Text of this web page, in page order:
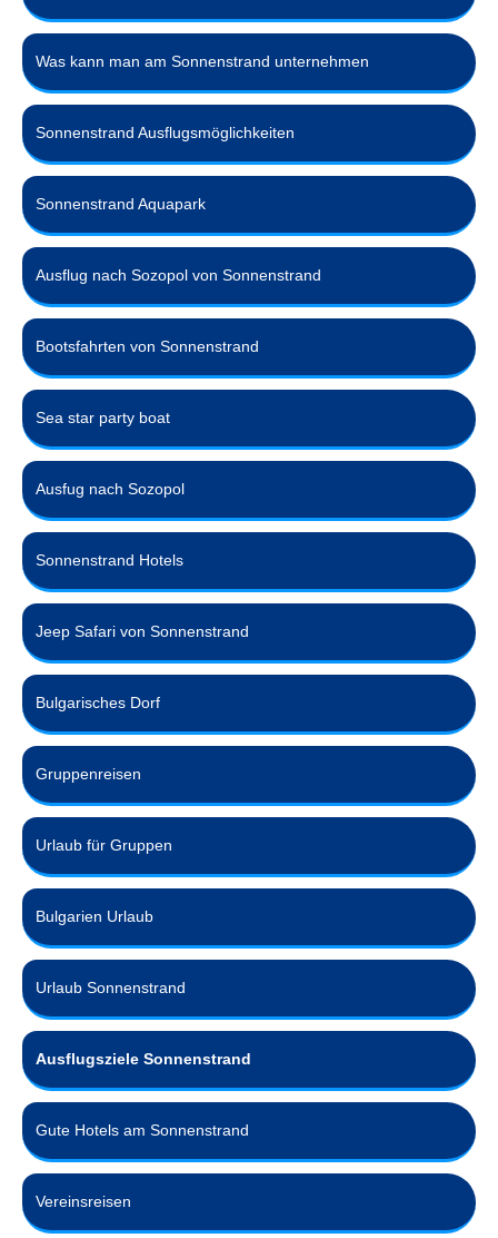
Was kann man am Sonnenstrand unternehmen
Sonnenstrand Ausflugsmöglichkeiten
Sonnenstrand Aquapark
Ausflug nach Sozopol von Sonnenstrand
Bootsfahrten von Sonnenstrand
Sea star party boat
Ausfug nach Sozopol
Sonnenstrand Hotels
Jeep Safari von Sonnenstrand
Bulgarisches Dorf
Gruppenreisen
Urlaub für Gruppen
Bulgarien Urlaub
Urlaub Sonnenstrand
Ausflugsziele Sonnenstrand
Gute Hotels am Sonnenstrand
Vereinsreisen